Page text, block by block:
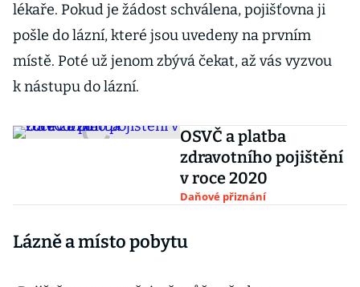
zdráv
lékaře. Pokud je žádost schválena, pojišťovna ji
pošle do lázní, které jsou uvedeny na prvním
místě. Poté už jenom zbývá čekat, až vás vyzvou
k nástupu do lázní.
OSVČ a platba
zdravotního pojištění
v roce 2020
Daňové přiznání
Lázně a místo pobytu